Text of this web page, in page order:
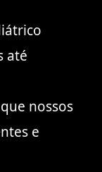
até
nossos
e